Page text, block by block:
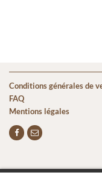
Conditions générales de
FAQ
Mentions légales